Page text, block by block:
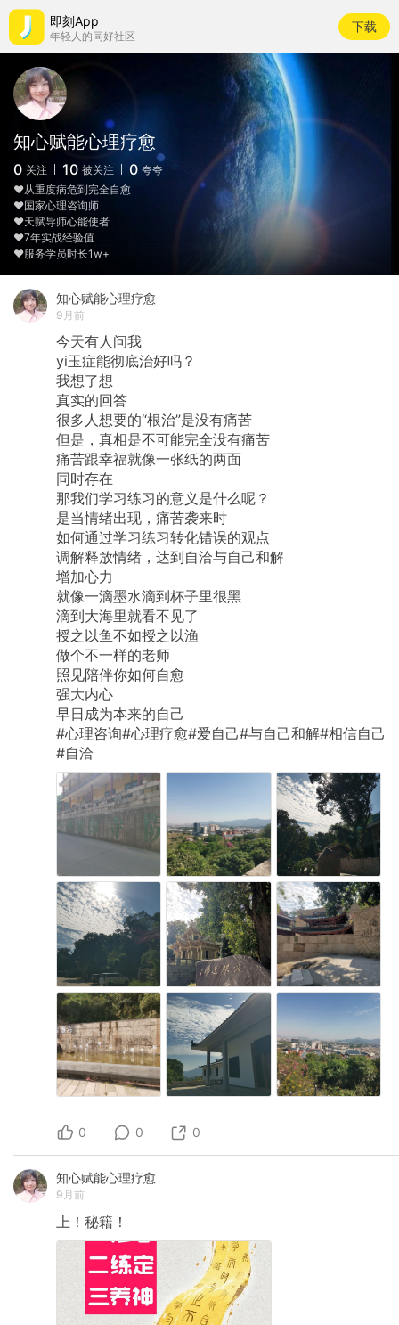
即刻App
年轻人的同好社区
下载
知心赋能心理疗愈
0 关注 10 被关注 0 夸夸
❤️从重度病危到完全自愈
❤️国家心理咨询师
❤️天赋导师心能使者
❤️7年实战经验值
❤️服务学员时长1w+
知心赋能心理疗愈
9月前
今天有人问我
​yi玉症能彻底治好吗？
​我想了想
​真实的回答
​很多人想要的“根治”是没有痛苦
​但是，真相是不可能完全没有痛苦
​痛苦跟幸福就像一张纸的两面
​同时存在
​那我们学习练习的意义是什么呢？
​是当情绪出现，痛苦袭来时
​如何通过学习练习转化错误的观点
​调解释放情绪，达到自洽与自己和解
​增加心力
​就像一滴墨水滴到杯子里很黑
​滴到大海里就看不见了
​授之以鱼不如授之以渔
​做个不一样的老师
​照见陪伴你如何自愈
强大内心
早日​成为本来的自己
#心理咨询#心理疗愈#爱自己#与自己和解#相信自己
#自洽
0 0 0
知心赋能心理疗愈
9月前
上！秘籍！